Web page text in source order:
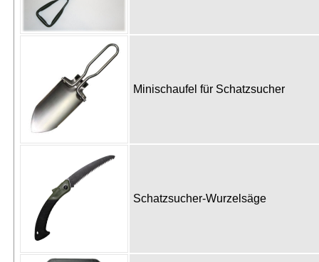
Minischaufel für Schatzsucher
Schatzsucher-Wurzelsäge